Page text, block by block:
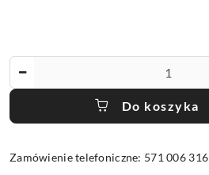
Do koszyka
Zamówienie telefoniczne: 571 006 316